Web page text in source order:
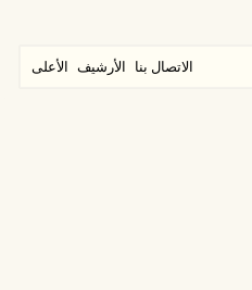
الاتصال بنا الأرشيف الأعلى